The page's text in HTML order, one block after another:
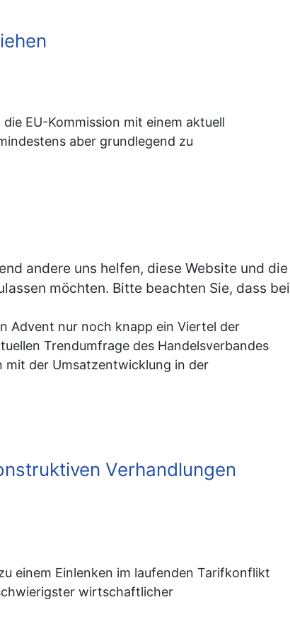
EU-Kommission mit einem aktuell
aber grundlegend zu
Advent nur noch knapp ein Viertel der
Trendumfrage des Handelsverbandes
mit der Umsatzentwicklung in der
Verhandlungen
einem Einlenken im laufenden Tarifkonflikt
wirtschaftlicher
andere uns helfen, diese Website und die
möchten. Bitte beachten Sie, dass bei